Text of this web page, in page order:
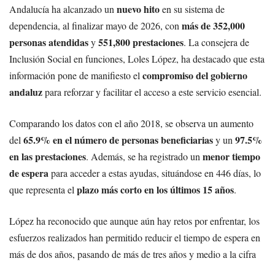
Andalucía ha alcanzado un nuevo hitoen su sistema de
dependencia, al finalizar mayo de 2026, con más de 352,000
personas atendidasy551,800 prestaciones. La consejera de
Inclusión Social en funciones, Loles López, ha destacado que esta
información pone de manifiesto el compromiso del gobierno
andaluzpara reforzar y facilitar el acceso a este servicio esencial.
Comparando los datos con el año 2018, se observa un aumento
del 65.9% en el número de personas beneficiariasy un 97.5%
en las prestaciones. Además, se ha registrado un menor tiempo
de esperapara acceder a estas ayudas, situándose en 446 días, lo
que representa el plazo más corto en los últimos 15 años.
López ha reconocido que aunque aún hay retos por enfrentar, los
esfuerzos realizados han permitido reducir el tiempo de espera en
más de dos años, pasando de más de tres años y medio a la cifra